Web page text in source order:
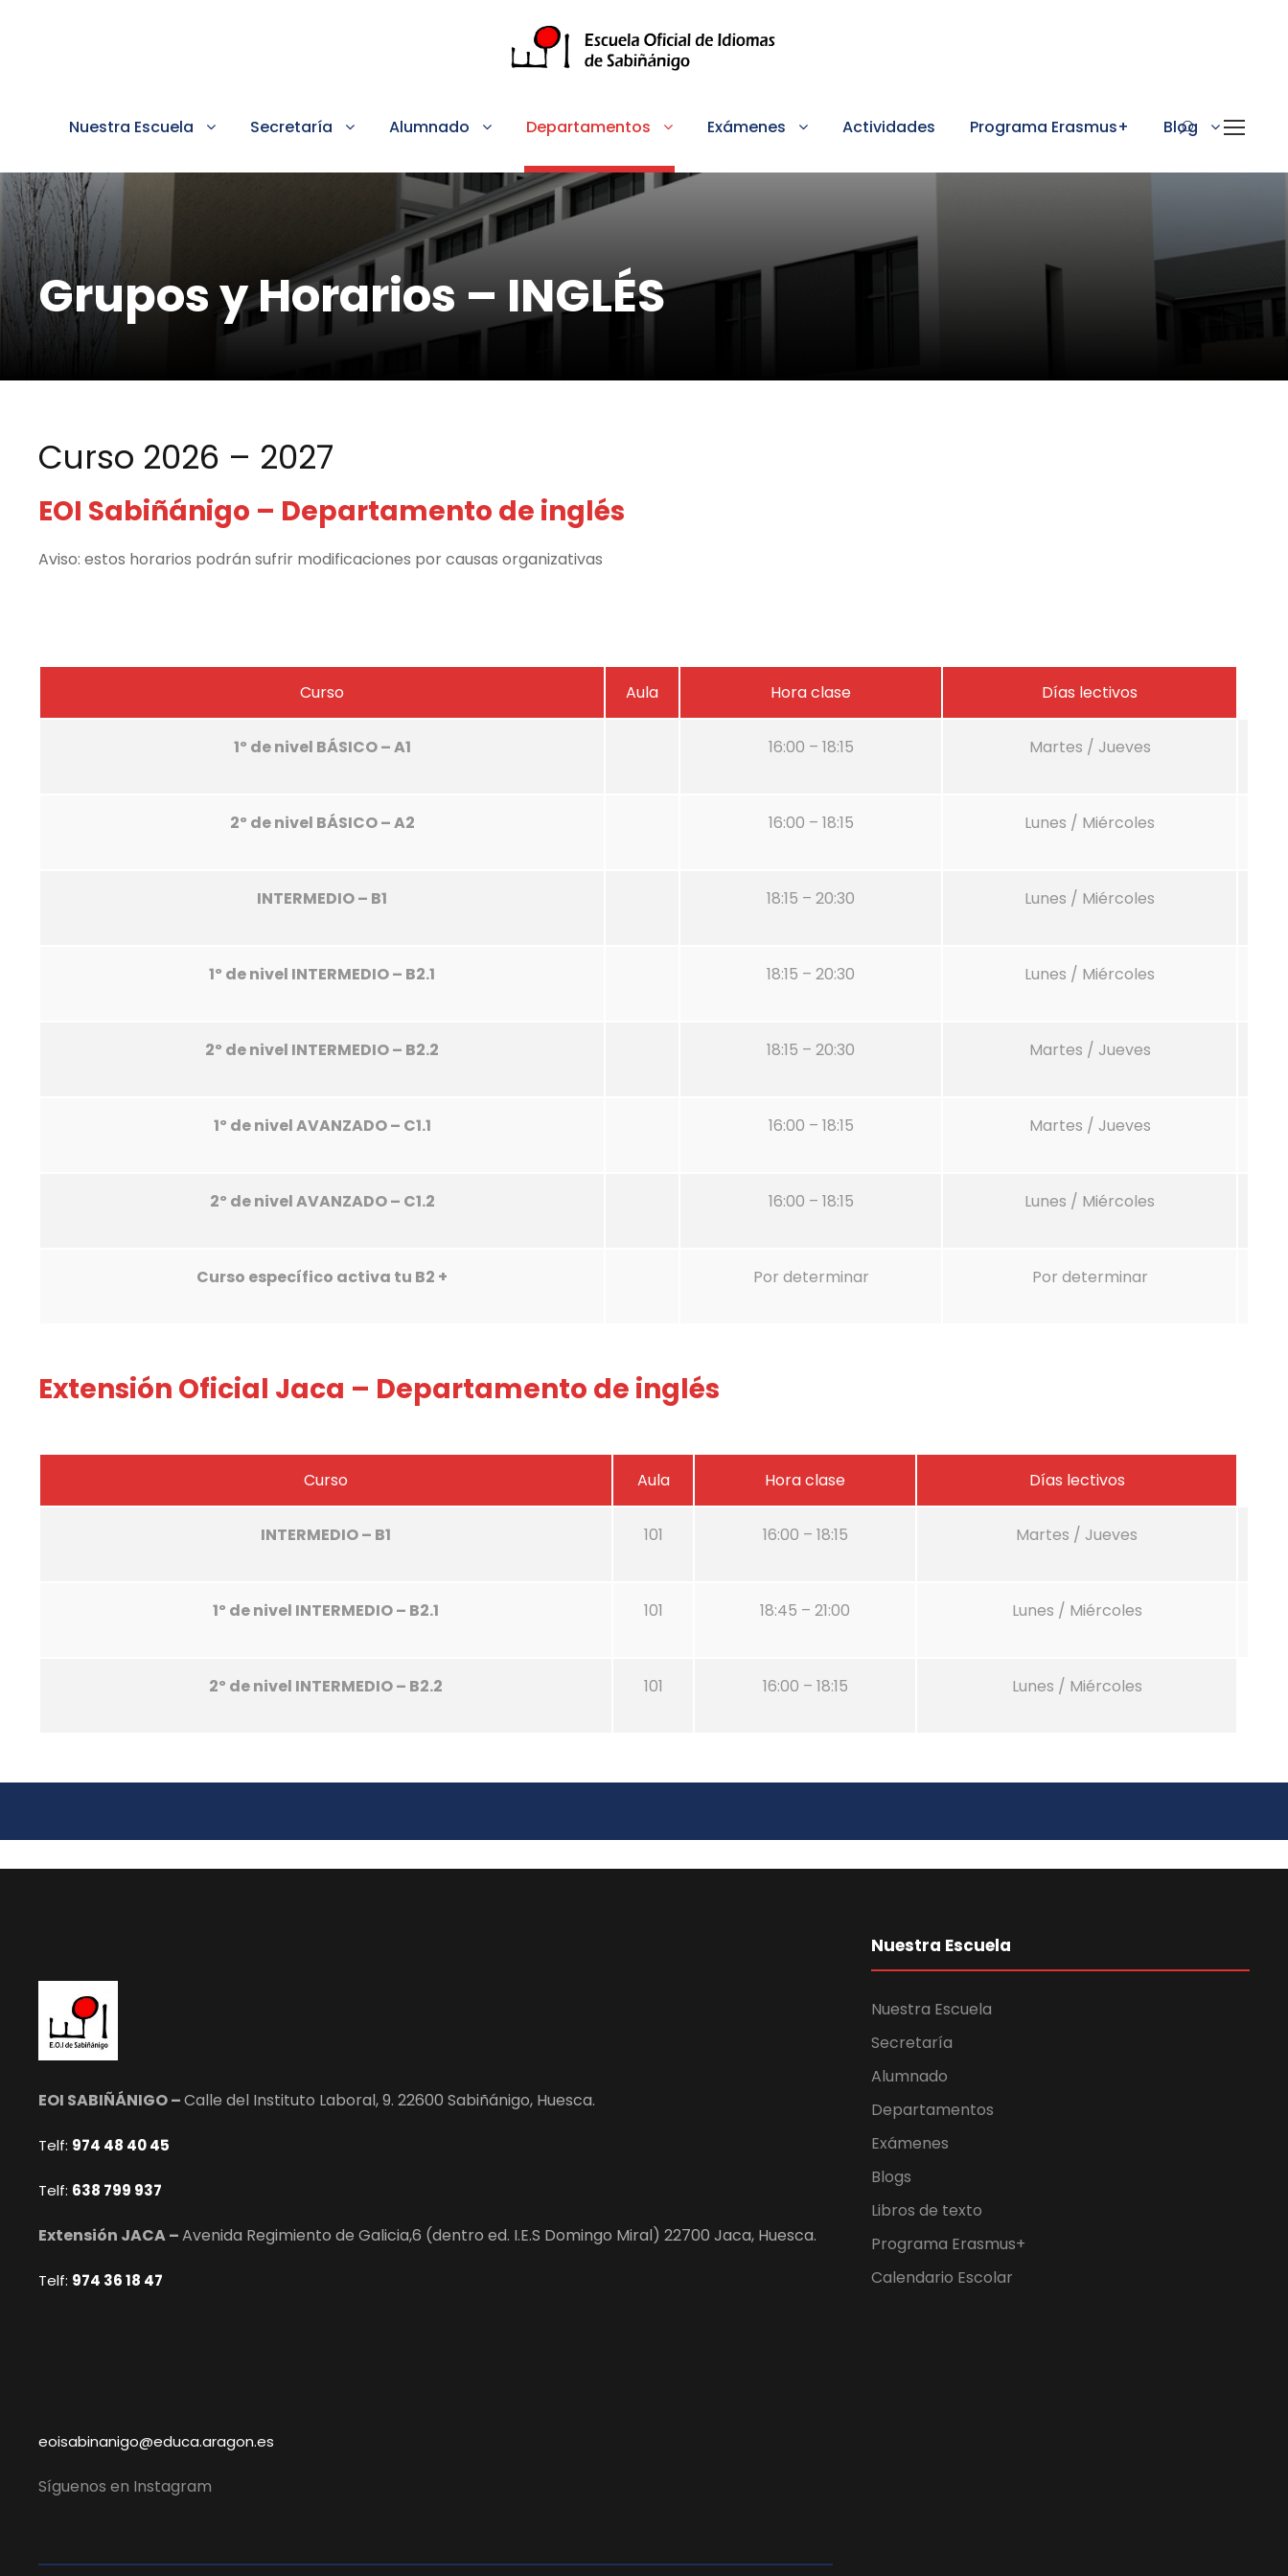
Nuestra Escuela Secretaría Alumnado Departamentos Exámenes Actividades Programa Erasmus+ Blog
Grupos y Horarios – INGLÉS
Curso 2026 – 2027
EOI Sabiñánigo – Departamento de inglés
Aviso: estos horarios podrán sufrir modificaciones por causas organizativas
Curso Aula Hora clase Días lectivos
1º de nivel BÁSICO –A1 16:00 – 18:15 Martes / Jueves
2º de nivel BÁSICO –A2 16:00 – 18:15 Lunes / Miércoles
INTERMEDIO – B1 18:15 – 20:30 Lunes / Miércoles
1º de nivel INTERMEDIO – B2.1 18:15 – 20:30 Lunes / Miércoles
2º de nivel INTERMEDIO – B2.2 18:15 – 20:30 Martes / Jueves
1º de nivel AVANZADO – C1.1 16:00 – 18:15 Martes / Jueves
2º de nivel AVANZADO – C1.2 16:00 – 18:15 Lunes / Miércoles
Curso específico activa tu B2 + Por determinar Por determinar
Extensión Oficial Jaca – Departamento de inglés
Curso Aula Hora clase Días lectivos
INTERMEDIO – B1 101 16:00 – 18:15 Martes / Jueves
1º de nivel INTERMEDIO – B2.1 101 18:45 – 21:00 Lunes / Miércoles
2º de nivel INTERMEDIO – B2.2 101 16:00 – 18:15 Lunes / Miércoles
EOI SABIÑÁNIGO –Calle del Instituto Laboral, 9. 22600 Sabiñánigo, Huesca.
Telf: 974 48 40 45
Telf: 638 799 937
Extensión JACA –Avenida Regimiento de Galicia,6 (dentro ed. I.E.S Domingo Miral) 22700 Jaca, Huesca.
Telf: 974 36 18 47
eoisabinanigo@educa.aragon.es
Síguenos en Instagram
Nuestra Escuela
Nuestra Escuela
Secretaría
Alumnado
Departamentos
Exámenes
Blogs
Libros de texto
Programa Erasmus+
Calendario Escolar